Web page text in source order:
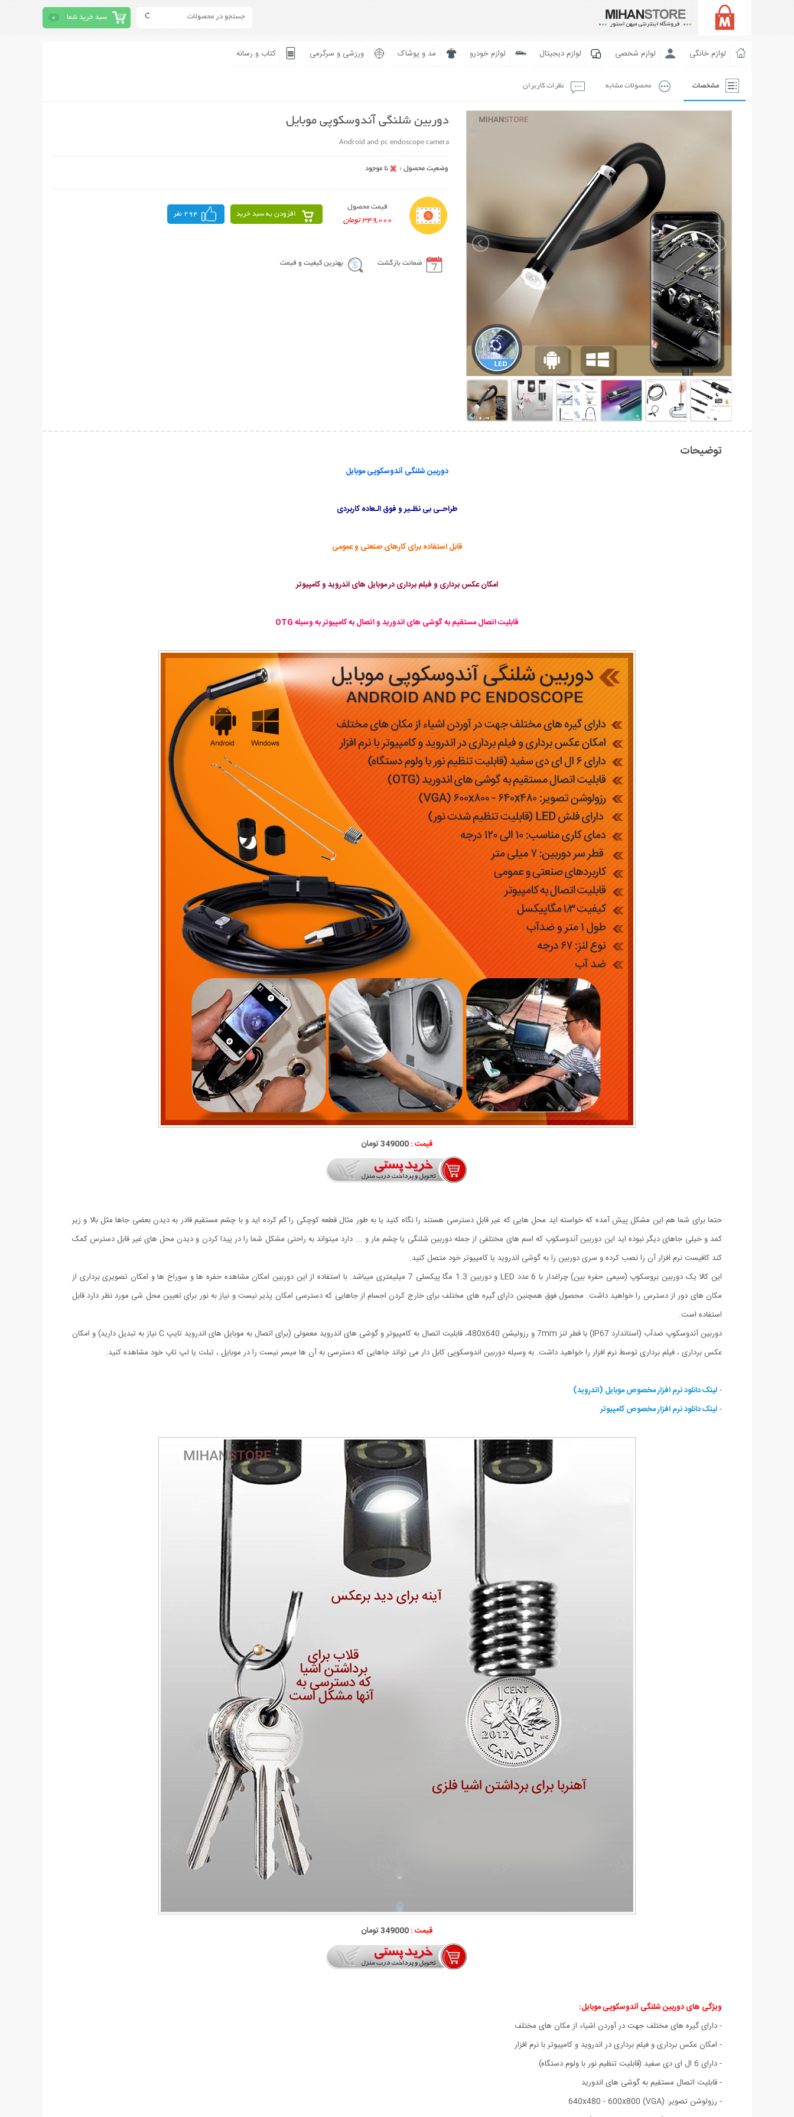
سبد خرید شما 0
لوازم خانگی لوازم شخصی لوازم دیجیتال لوازم خودرو مد و پوشاک ورزشی و سرگرمی کتاب و رسانه
مشخصات محصولات مشابه نظرات کاربران
دوربین شلنگی آندوسکوپی موبایل
Android and pc endoscope camera
قیمت محصول
349,000 تومان
افزودن به سبد خرید 294 نفر
ضمانت بازگشت بهترین کیفیت و قیمت
توضیحات
دوربین شلنگی آندوسکوپی موبایل
طراحـی بی نظـیر و فوق الـعاده کاربردی
قابل استفاده برای کارهای صنعتی و عمومی
امکان عکس برداری و فیلم برداری در موبایل های اندروید و کامپیوتر
قابلیت اتصال مستقیم به گوشی های اندورید و اتصال به کامپیوتر به وسیله OTG
قیمت :349000 تومان
حتما برای شما هم این مشکل پیش آمده که خواسته اید محل هایی که غیر قابل دسترسی هستند را نگاه کنید یا به طور مثال قطعه کوچکی را گم کرده اید و با چشم مستقیم قادر به دیدن بعضی جاها مثل بالا و زیر
کمد و خیلی جاهای دیگر نبوده اید این دوربین آندوسکوپ که اسم های مختلفی از جمله دوربین شلنگی یا چشم مار و ... دارد میتواند به راحتی مشکل شما را در پیدا کردن و دیدن محل های غیر قابل دسترس کمک
کند کافیست نرم افزار آن را نصب کرده و سری دوربین را به گوشی اندروید یا کامپیوتر خود متصل کنید.
این کالا یک دوربین بروسکوپ (سیمی حفره بین) چراغدار با 6 عدد LED و دوربین 1.3 مگا پیکسلی 7 میلیمتری میباشد. با استفاده از این دوربین امکان مشاهده حفره ها و سوراخ ها و امکان تصویری برداری از
مکان های دور از دسترس را خواهید داشت. محصول فوق همچنین دارای گیره های مختلف برای خارج کردن اجسام از جاهایی که دسترسی امکان پذیر نیست و نیاز به نور برای تعیین محل شی مورد نظر دارد قابل
استفاده است.
دوربین آندوسکوپ ضدآب (استاندارد IP67) با قطر لنز 7mm و رزولیشن 480x640، قابلیت اتصال به کامپیوتر و گوشی های اندروید معمولی (برای اتصال به موبایل های اندروید تایپ C نیاز به تبدیل دارید) و امکان
عکس برداری ، فیلم برداری توسط نرم افزار را خواهید داشت. به وسیله دوربین اندوسکوپی کابل دار می تواند جاهایی که دسترسی به آن ها میسر نیست را در موبایل ، تبلت یا لپ تاپ خود مشاهده کنید.
-لینک دانلود نرم افزار مخصوص موبایل (اندروید)
-لینک دانلود نرم افزار مخصوص کامپیوتر
قیمت :349000 تومان
ویژگی هایدوربین شلنگی آندوسکوپی موبایل:
- دارای گیره های مختلف جهت در آوردن اشیاء از مکان های مختلف
- امکان عکس برداری و فیلم برداری در اندروید و کامپیوتر با نرم افزار
- دارای 6 ال ای دی سفید (قابلیت تنظیم نور با ولوم دستگاه)
- قابلیت اتصال مستقیم به گوشی های اندورید
- رزولوشن تصویر: 640x480 - 600x800 (VGA)